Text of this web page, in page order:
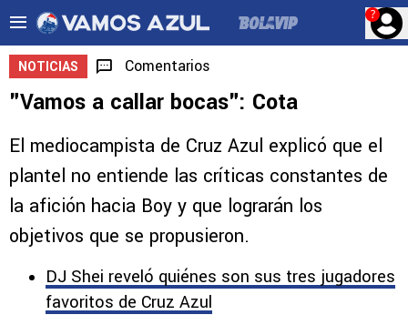
?
NOTICIAS Comentarios
"Vamos a callar bocas": Cota
El mediocampista de Cruz Azul explicó que el
plantel no entiende las críticas constantes de
la afición hacia Boy y que lograrán los
objetivos que se propusieron.
DJ Shei reveló quiénes son sus tres jugadores
favoritos de Cruz Azul